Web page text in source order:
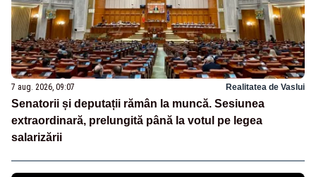
7 aug. 2026, 09:07 Realitatea de Vaslui
Senatorii și deputații rămân la muncă. Sesiunea
extraordinară, prelungită până la votul pe legea
salarizării